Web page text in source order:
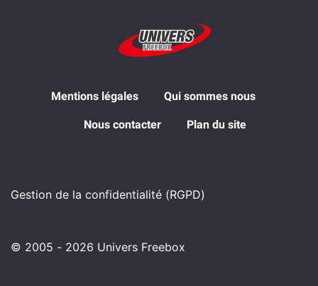
Mentions légales Qui sommes nous
Nous contacter Plan du site
Gestion de la confidentialité (RGPD)
© 2005 - 2026 Univers Freebox